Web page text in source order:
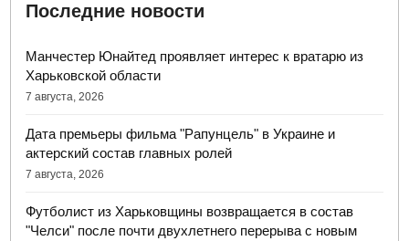
Последние новости
Манчестер Юнайтед проявляет интерес к вратарю из
Харьковской области
7 августа, 2026
Дата премьеры фильма "Рапунцель" в Украине и
актерский состав главных ролей
7 августа, 2026
Футболист из Харьковщины возвращается в состав
"Челси" после почти двухлетнего перерыва с новым